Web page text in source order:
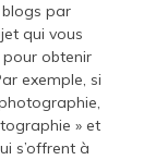
par
qui vous
pour obtenir
exemple, si
» et
s’offrent à